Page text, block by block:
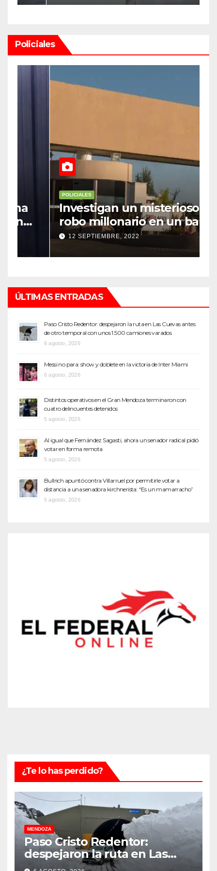
Policiales
Investigan un misterioso
robo millonario en un barrio
top de Maipú
12 SEPTIEMBRE, 2022
ÚLTIMAS ENTRADAS
Paso Cristo Redentor: despejaron la ruta en Las Cuevas antes
de otro temporal con unos 1.500 camiones varados
6 agosto, 2026
Messi no para: show y doblete en la victoria de Inter Miami
6 agosto, 2026
Distintos operativos en el Gran Mendoza terminaron con
cuatro delincuentes detenidos
5 agosto, 2026
Al igual que Fernández Sagasti, ahora un senador radical pidió
votar en forma remota
5 agosto, 2026
Bullrich apuntó contra Villarruel por permitirle votar a
distancia a una senadora kirchnerista: “Es un mamarracho”
5 agosto, 2026
¿Te lo has perdido?
MENDOZA
Paso Cristo Redentor:
despejaron la ruta en Las
Cuevas antes de otro